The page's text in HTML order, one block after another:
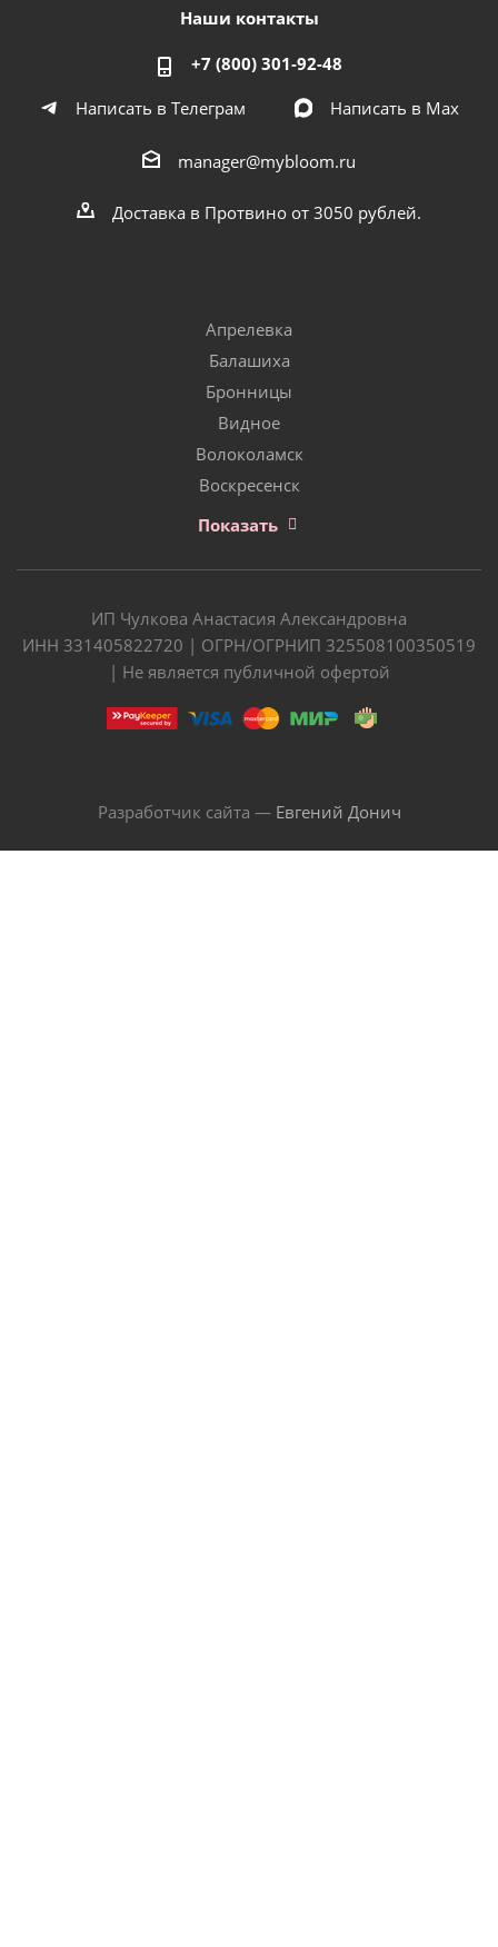
Наши контакты
+7 (800) 301-92-48
Написать в Телеграм
Написать в Мах
manager@mybloom.ru
Доставка в Протвино от 3050 рублей.
Апрелевка
Балашиха
Бронницы
Видное
Волоколамск
Воскресенск
Показать
ИП Чулкова Анастасия Александровна
ИНН 331405822720 | ОГРН/ОГРНИП 325508100350519
| Не является публичной офертой
Разработчик сайта — Евгений Донич